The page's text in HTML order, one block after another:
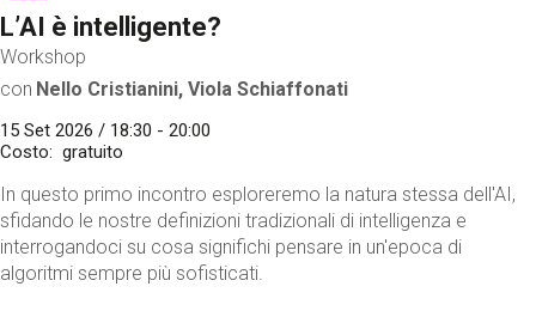
L’AI è intelligente?
Workshop
con Nello Cristianini, Viola Schiaffonati
15 Set 2026 / 18:30 - 20:00
Costo
gratuito
In questo primo incontro esploreremo la natura stessa dell'AI,
sfidando le nostre definizioni tradizionali di intelligenza e
interrogandoci su cosa significhi pensare in un'epoca di
algoritmi sempre più sofisticati.